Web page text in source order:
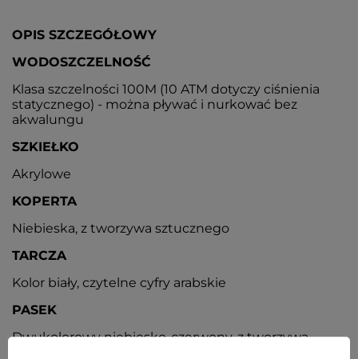
OPIS SZCZEGÓŁOWY
WODOSZCZELNOŚĆ
Klasa szczelności 100M (10 ATM dotyczy ciśnienia
statycznego) - można pływać i nurkować bez
akwalungu
SZKIEŁKO
Akrylowe
KOPERTA
Niebieska, z tworzywa sztucznego
TARCZA
Kolor biały, czytelne cyfry arabskie
PASEK
Dwukolorowy niebiesko-czerwony, z tworzywa